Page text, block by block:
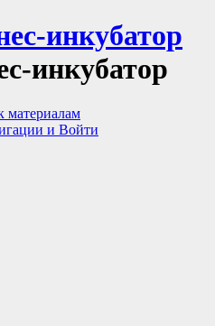
инкубатор
материалам
и Войти